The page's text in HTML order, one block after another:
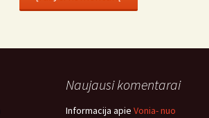
Naujausi komentarai
Informacija apie Vonia- nuo